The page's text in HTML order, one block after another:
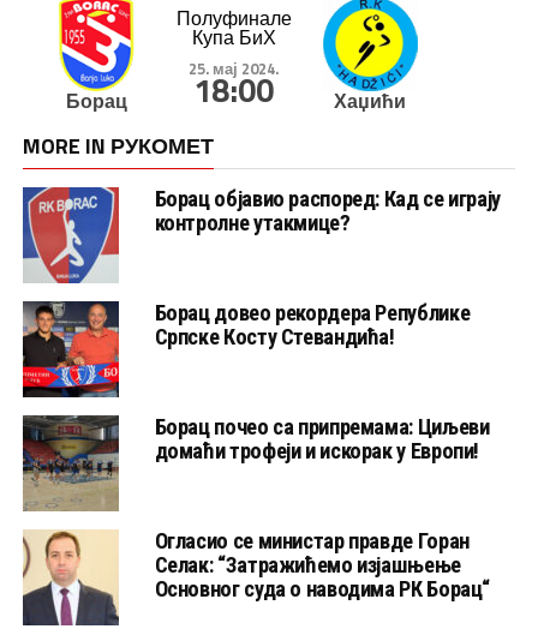
Борац
Полуфинале
Купа БиХ
25. мај 2024.
18:00 Хаџићи
MORE IN РУКОМЕТ
Борац објавио распоред: Кад се играју
контролне утакмице?
Борац довео рекордера Републике
Српске Косту Стевандића!
Борац почео са припремама: Циљеви
домаћи трофеји и искорак у Европи!
Огласио се министар правде Горан
Селак: “Затражићемо изјашњење
Основног суда о наводима РК Борац“